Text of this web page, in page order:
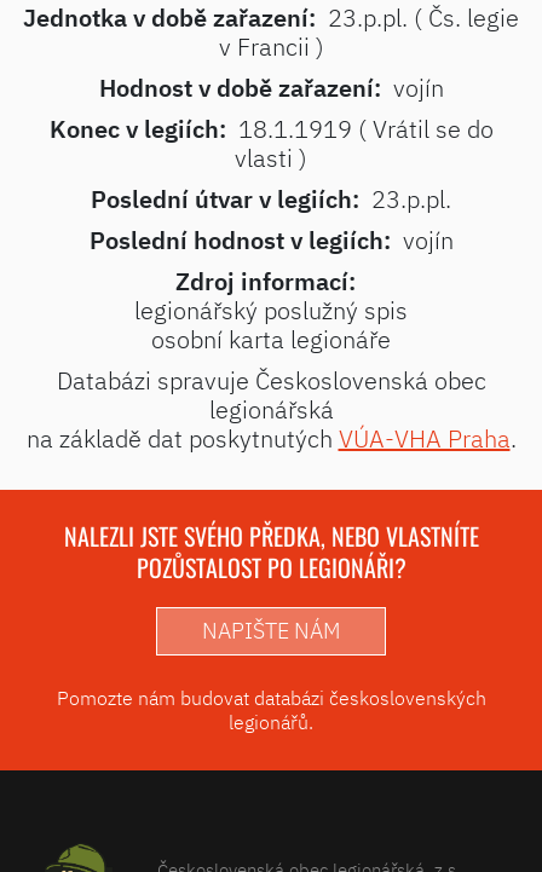
Jednotka v době zařazení: 23.p.pl. ( Čs. legie
v Francii )
Hodnost v době zařazení: vojín
Konec v legiích: 18.1.1919 ( Vrátil se do
vlasti )
Poslední útvar v legiích: 23.p.pl.
Poslední hodnost v legiích: vojín
Zdroj informací:
legionářský poslužný spis
osobní karta legionáře
Databázi spravuje Československá obec
legionářská
na základě dat poskytnutých VÚA-VHA Praha.
NALEZLI JSTE SVÉHO PŘEDKA, NEBO VLASTNÍTE
POZŮSTALOST PO LEGIONÁŘI?
NAPIŠTE NÁM
Pomozte nám budovat databázi československých
legionářů.